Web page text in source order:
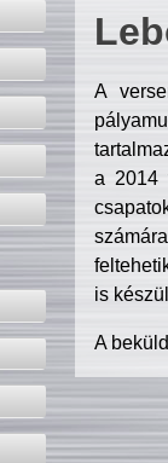
A
a 2014
is
A